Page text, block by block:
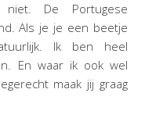
De Portugese
Als je je een beetje
Ik ben heel
En waar ik ook wel
maak jij graag